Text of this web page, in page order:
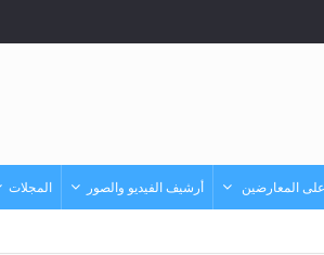
المعارضين أرشيف الفيديو والصور المجلات